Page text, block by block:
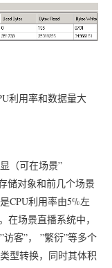
利用率和数据量大
（可在场景”
储对象和前几个场景
CPU利用率由5%左
在场景直播系统中，
”访客”， ”繁衍”等多个
型转换，同时其体积